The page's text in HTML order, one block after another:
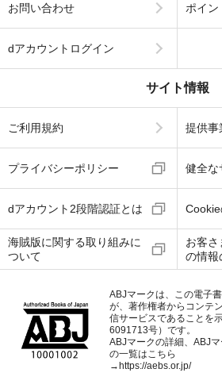
お問い合わせ ポイン
dアカウントログイン
サイト情報
ご利用規約 提供事
プライバシーポリシー 健全な
dアカウント2段階認証とは
海賊版に関する取り組みに
ついて
お客さ
の情報
ABJマークは、この電子
が、著作権者からコンテ
信サービスであることを
6091713号）です。
ABJマークの詳細、ABJ
の一覧はこちら
→https://aebs.or.jp/